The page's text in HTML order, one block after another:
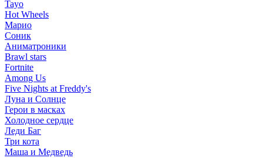
Tayo
Hot Wheels
Марио
Соник
Аниматроники
Brawl stars
Fortnite
Among Us
Five Nights at Freddy's
Луна и Солнце
Герои в масках
Холодное сердце
Леди Баг
Три кота
Маша и Медведь